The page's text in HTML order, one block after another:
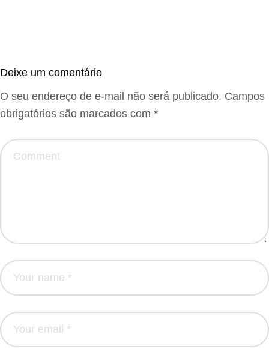
Deixe um comentário
O seu endereço de e-mail não será publicado. Campos
obrigatórios são marcados com *